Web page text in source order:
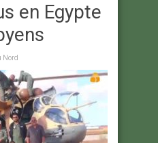
en Egypte
Nord